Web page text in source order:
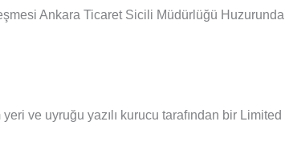
Ankara Ticaret Sicili Müdürlüğü Huzurunda
ve uyruğu yazılı kurucu tarafından bir Limited